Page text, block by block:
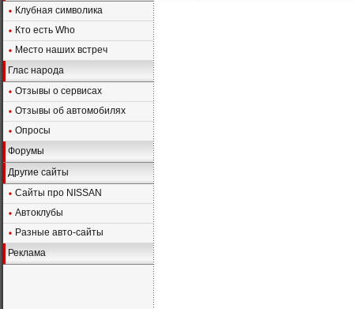
Клубная символика
Кто есть Who
Место наших встреч
Глас народа
Отзывы о сервисах
Отзывы об автомобилях
Опросы
Форумы
Другие сайты
Сайты про NISSAN
Автоклубы
Разные авто-сайты
Реклама